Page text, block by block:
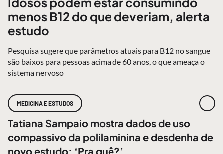
menos B12 do que deveriam, alerta
estudo
Pesquisa sugere que parâmetros atuais para B12 no sangue
são baixos para pessoas acima de 60 anos, o que ameaça o
sistema nervoso
MEDICINA E ESTUDOS
Tatiana Sampaio mostra dados de uso
compassivo da polilaminina e desdenha de
novo estudo: ‘Pra quê?’